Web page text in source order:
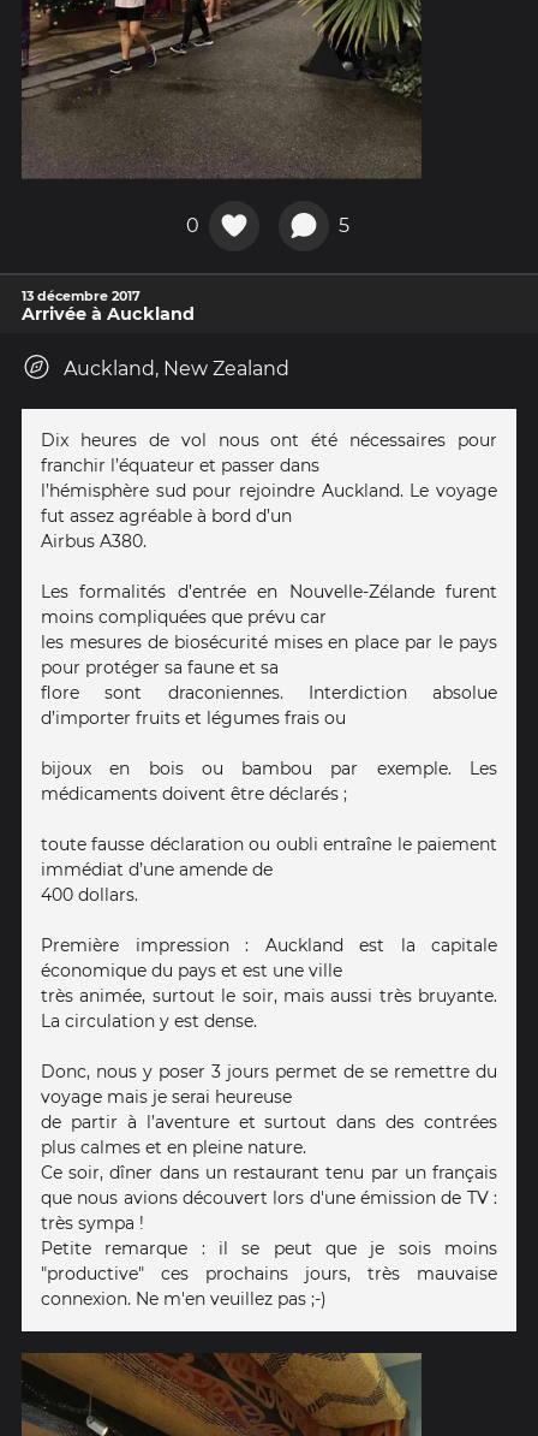
0 5
13 décembre 2017
Arrivée à Auckland
Auckland, New Zealand
Dix heures de vol nous ont été nécessaires pour
franchir l’équateur et passer dans
l’hémisphère sud pour rejoindre Auckland. Le voyage
fut assez agréable à bord d’un
Airbus A380.
Les formalités d’entrée en Nouvelle-Zélande furent
moins compliquées que prévu car
les mesures de biosécurité mises en place par le pays
pour protéger sa faune et sa
flore sont draconiennes. Interdiction absolue
d’importer fruits et légumes frais ou
bijoux en bois ou bambou par exemple. Les
médicaments doivent être déclarés ;
toute fausse déclaration ou oubli entraîne le paiement
immédiat d’une amende de
400 dollars.
Première impression : Auckland est la capitale
économique du pays et est une ville
très animée, surtout le soir, mais aussi très bruyante.
La circulation y est dense.
Donc, nous y poser 3 jours permet de se remettre du
voyage mais je serai heureuse
de partir à l’aventure et surtout dans des contrées
plus calmes et en pleine nature.
Ce soir, dîner dans un restaurant tenu par un français
que nous avions découvert lors d'une émission de TV :
très sympa !
Petite remarque : il se peut que je sois moins
"productive" ces prochains jours, très mauvaise
connexion. Ne m'en veuillez pas ;-)